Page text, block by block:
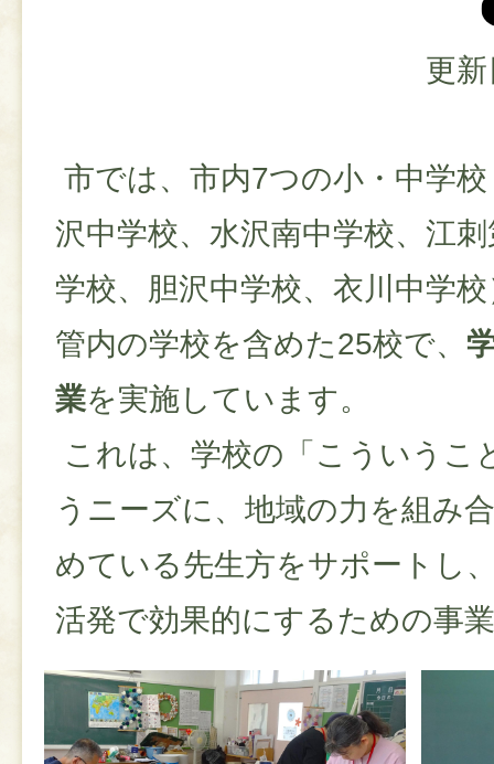
更
市では、市内7つの小・中学
沢中学校、水沢南中学校、江
学校、胆沢中学校、衣川中学
管内の学校を含めた25校で、
業を実施しています。
これは、学校の「こういうこ
うニーズに、地域の力を組み
めている先生方をサポートし
活発で効果的にするための事